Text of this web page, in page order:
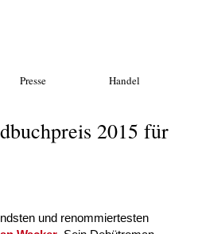
Presse Handel
2015 für
und renommiertesten